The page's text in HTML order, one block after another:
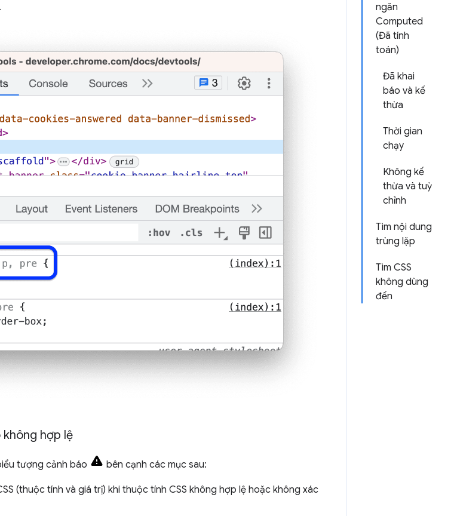
ngăn
Computed
(Đã tính
toán)
Đã khai
báo và kế
thừa
Thời gian
chạy
Không kế
thừa và tuỳ
chỉnh
Tìm nội dung
trùng lặp
Tìm CSS
không dùng
đến
.
hợp lệ
tượng cảnh báo bên cạnh các mục sau:
(thuộc tính và giá trị) khi thuộc tính CSS không hợp lệ hoặc không xác